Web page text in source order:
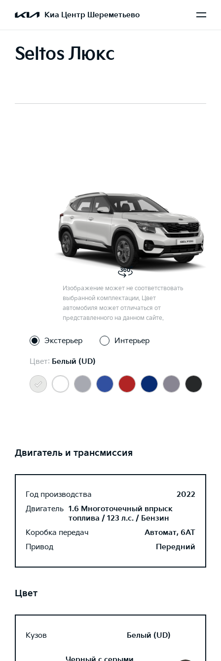
Киа Центр Шереметьево
Seltos Люкс
Изображение может не соответствовать
выбранной комплектации. Цвет
автомобиля может отличаться от
представленного на данном сайте.
Экстерьер Интерьер
Цвет: Белый (UD)
Двигатель и трансмиссия
Год производства
2022
Двигатель 1.6 Многоточечный впрыск
топлива / 123 л.с. / Бензин
Коробка передач
Автомат, 6AT
Привод
Передний
Цвет
Кузов Белый (UD)